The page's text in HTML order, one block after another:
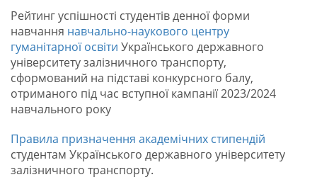
Рейтинг успішності студентів денної форми
навчання навчально-наукового центру
гуманітарної освіти Українського державного
університету залізничного транспорту,
сформований на підставі конкурсного балу,
отриманого під час вступної кампанії 2023/2024
навчального року
Правила призначення академічних стипендій
студентам Українського державного університету
залізничного транспорту.